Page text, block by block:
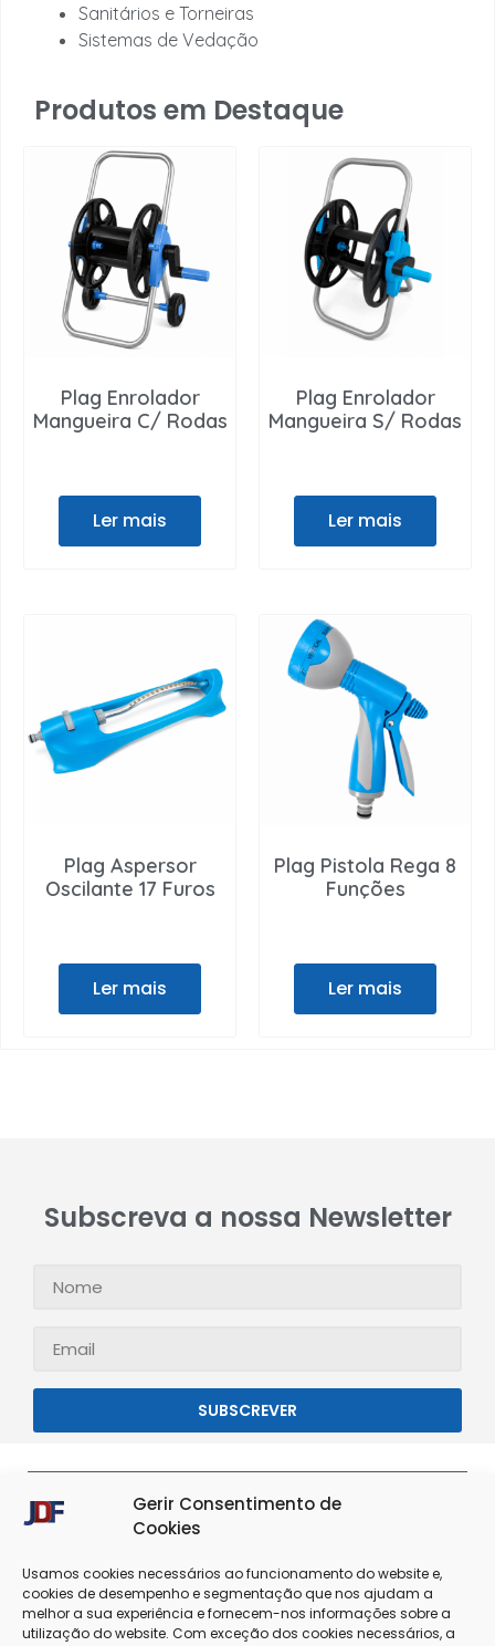
Gerir Consentimento de
Cookies
Usamos cookies necessários ao funcionamento do website e,
cookies de desempenho e segmentação que nos ajudam a
melhor a sua experiência e fornecem-nos informações sobre a
utilização do website. Com exceção dos cookies necessários, a
Sanitários e Torneiras
Sistemas de Vedação
Produtos em Destaque
Plag Enrolador
Mangueira C/ Rodas
Ler mais
Plag Enrolador
Mangueira S/ Rodas
Ler mais
Plag Aspersor
Oscilante 17 Furos
Ler mais
Plag Pistola Rega 8
Funções
Ler mais
Subscreva a nossa Newsletter
SUBSCREVER